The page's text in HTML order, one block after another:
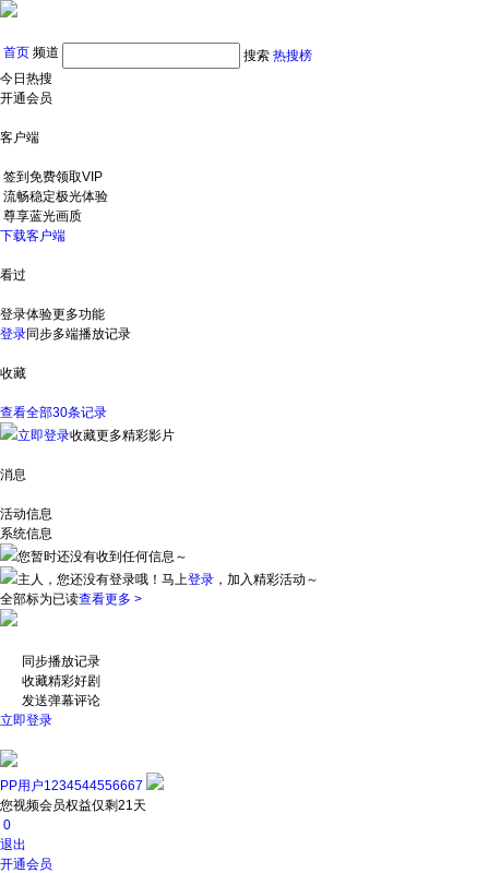
首页 频道 搜索 热搜榜
今日热搜
开通会员
客户端
签到免费领取VIP
流畅稳定极光体验
尊享蓝光画质
下载客户端
看过
登录体验更多功能
登录同步多端播放记录
收藏
查看全部30条记录
立即登录收藏更多精彩影片
消息
活动信息
系统信息
您暂时还没有收到任何信息～
主人，您还没有登录哦！ 马上登录 ，加入精彩活动～
全部标为已读查看更多 >
同步播放记录
收藏精彩好剧
发送弹幕评论
立即登录
PP用户1234544556667
您视频会员权益仅剩21天
0
退出
开通会员